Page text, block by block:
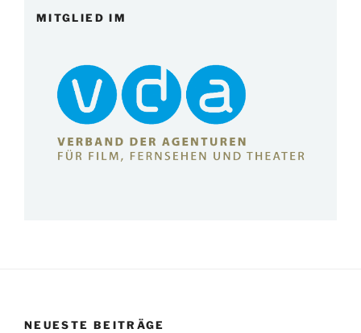
MITGLIED IM
NEUESTE BEITRÄGE